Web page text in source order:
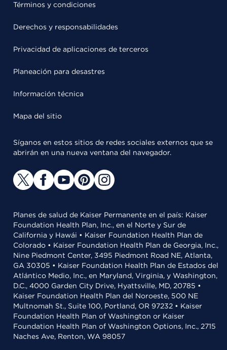
Términos y condiciones
Derechos y responsabilidades
Privacidad de aplicaciones de terceros
Planeación para desastres
Información técnica
Mapa del sitio
Síganos en estos sitios de redes sociales externos que se
abrirán en una nueva ventana del navegador.
Planes de salud de Kaiser Permanente en el país: Kaiser
Foundation Health Plan, Inc., en el Norte y Sur de
California y Hawái • Kaiser Foundation Health Plan de
Colorado • Kaiser Foundation Health Plan de Georgia, Inc.,
Nine Piedmont Center, 3495 Piedmont Road NE, Atlanta,
GA 30305 • Kaiser Foundation Health Plan de Estados del
Atlántico Medio, Inc., en Maryland, Virginia, y Washington,
D.C., 4000 Garden City Drive, Hyattsville, MD, 20785 •
Kaiser Foundation Health Plan del Noroeste, 500 NE
Multnomah St., Suite 100, Portland, OR 97232 • Kaiser
Foundation Health Plan of Washington or Kaiser
Foundation Health Plan of Washington Options, Inc., 2715
Naches Ave, Renton, WA 98057